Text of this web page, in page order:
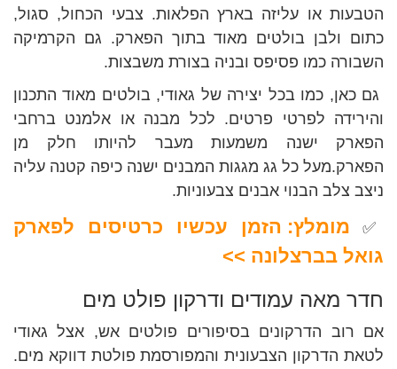
הטבעות או עליזה בארץ הפלאות. צבעי הכחול, סגול,
כתום ולבן בולטים מאוד בתוך הפארק. גם הקרמיקה
השבורה כמו פסיפס ובניה בצורת משבצות.
גם כאן, כמו בכל יצירה של גאודי, בולטים מאוד התכנון
והירידה לפרטי פרטים. לכל מבנה או אלמנט ברחבי
הפארק ישנה משמעות מעבר להיותו חלק מן
הפארק.מעל כל גג מגגות המבנים ישנה כיפה קטנה עליה
ניצב צלב הבנוי אבנים צבעוניות.
✅ מומלץ: הזמן עכשיו כרטיסים לפארק
גואל בברצלונה >>
חדר מאה עמודים ודרקון פולט מים
אם רוב הדרקונים בסיפורים פולטים אש, אצל גאודי
לטאת הדרקון הצבעונית והמפורסמת פולטת דווקא מים.